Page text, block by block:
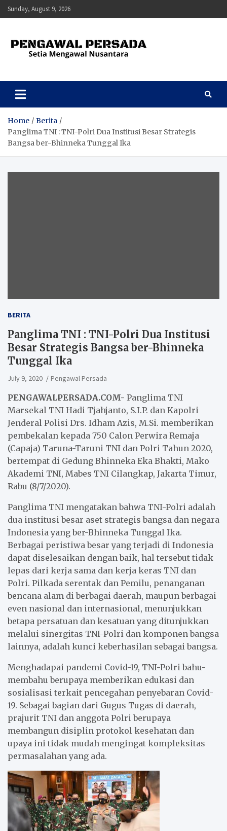
Skip
to
Sunday, August 9, 2026
Pengawal Persada
Home
Berita
Panglima TNI : TNI-Polri Dua Institusi Besar Strategis
Bangsa ber-Bhinneka Tunggal Ika
BERITA
Panglima TNI : TNI-Polri Dua Institusi
Besar Strategis Bangsa ber-Bhinneka
Tunggal Ika
July 9, 2020 Pengawal Persada
PENGAWALPERSADA.COM- Panglima TNI
Marsekal TNI Hadi Tjahjanto, S.I.P. dan Kapolri
Jenderal Polisi Drs. Idham Azis, M.Si. memberikan
pembekalan kepada 750 Calon Perwira Remaja
(Capaja) Taruna-Taruni TNI dan Polri Tahun 2020,
bertempat di Gedung Bhinneka Eka Bhakti, Mako
Akademi TNI, Mabes TNI Cilangkap, Jakarta Timur,
Rabu (8/7/2020).
Panglima TNI mengatakan bahwa TNI-Polri adalah
dua institusi besar aset strategis bangsa dan negara
Indonesia yang ber-Bhinneka Tunggal Ika.
Berbagai peristiwa besar yang terjadi di Indonesia
dapat diselesaikan dengan baik, hal tersebut tidak
lepas dari kerja sama dan kerja keras TNI dan
Polri. Pilkada serentak dan Pemilu, penanganan
bencana alam di berbagai daerah, maupun berbagai
even nasional dan internasional, menunjukkan
betapa persatuan dan kesatuan yang ditunjukkan
melalui sinergitas TNI-Polri dan komponen bangsa
lainnya, adalah kunci keberhasilan sebagai bangsa.
Menghadapai pandemi Covid-19, TNI-Polri bahu-
membahu berupaya memberikan edukasi dan
sosialisasi terkait pencegahan penyebaran Covid-
19. Sebagai bagian dari Gugus Tugas di daerah,
prajurit TNI dan anggota Polri berupaya
membangun disiplin protokol kesehatan dan
upaya ini tidak mudah mengingat kompleksitas
permasalahan yang ada.